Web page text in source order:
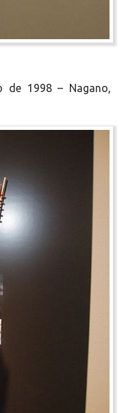
de 1998 – Nagano,